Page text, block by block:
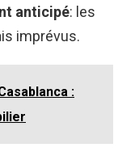
anticipé: les
imprévus.
: